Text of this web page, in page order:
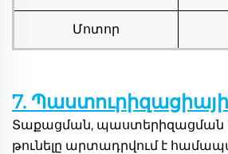
Մոտոր
7.
Տաքացման, պաստերիզացման
թունելը արտադրվում է